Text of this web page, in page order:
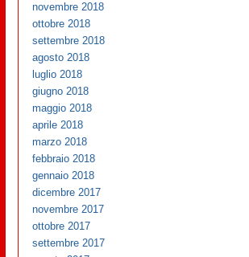
novembre 2018
ottobre 2018
settembre 2018
agosto 2018
luglio 2018
giugno 2018
maggio 2018
aprile 2018
marzo 2018
febbraio 2018
gennaio 2018
dicembre 2017
novembre 2017
ottobre 2017
settembre 2017